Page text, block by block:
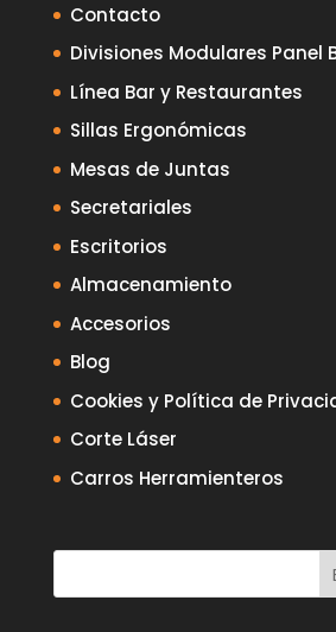
Contacto
Divisiones Modulares Panel
Línea Bar y Restaurantes
Sillas Ergonómicas
Mesas de Juntas
Secretariales
Escritorios
Almacenamiento
Accesorios
Blog
Cookies y Política de
Corte Láser
Carros Herramienteros